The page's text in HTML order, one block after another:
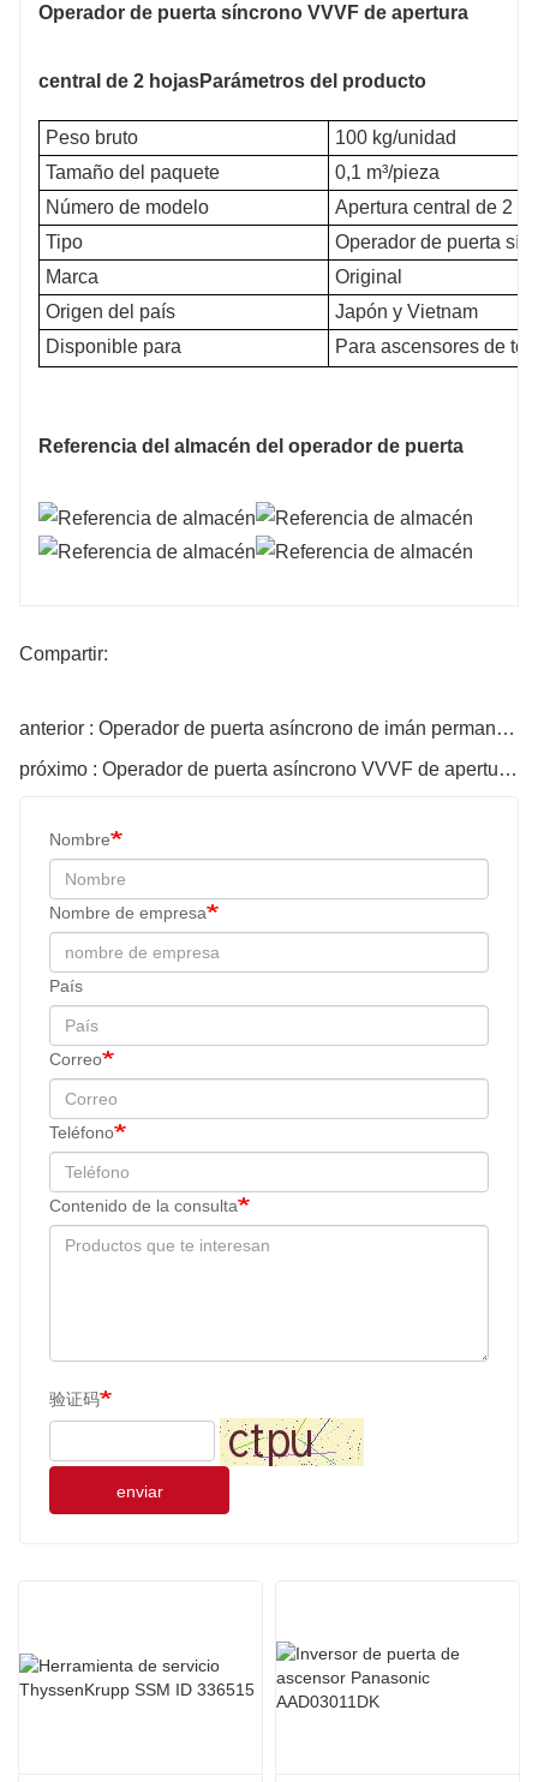
Operador de puerta síncrono VVVF de apertura
central de 2 hojasParámetros del producto
Peso bruto
100 kg/unidad
Tamaño del paquete
0,1 m³/pieza
Número de modelo
Apertura central de 2
Tipo
Operador de puerta
Marca
Original
Origen del país
Japón y Vietnam
Disponible para
Para ascensores de
Referencia del almacén del operador de puerta
Compartir:
anterior : Operador de puerta asíncrono de imán permanente con apertura central de 2 hojas Operador de puerta asíncrono
próximo : Operador de puerta asíncrono VVVF de apertura central de 2 hojas OMJ-09XA
Nombre
Nombre de empresa
País
Correo
Teléfono
Contenido de la consulta
验证码
enviar